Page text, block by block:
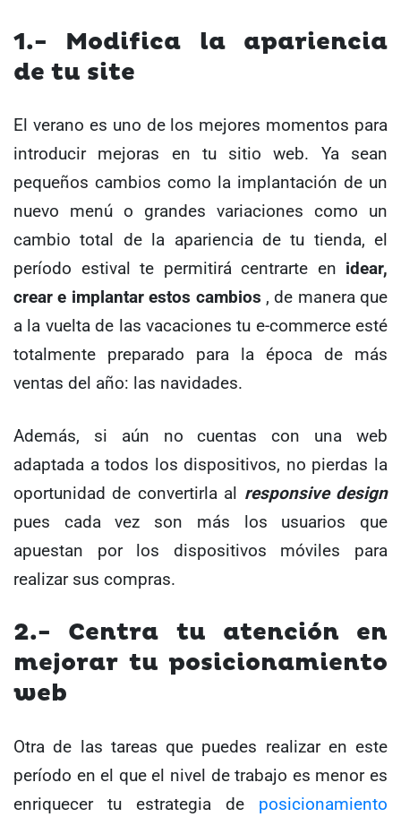
1.- Modifica la apariencia
de tu site
El verano es uno de los mejores momentos para
introducir mejoras en tu sitio web. Ya sean
pequeños cambios como la implantación de un
nuevo menú o grandes variaciones como un
cambio total de la apariencia de tu tienda, el
período estival te permitirá centrarte en idear,
crear e implantar estos cambios , de manera que
a la vuelta de las vacaciones tu e-commerce esté
totalmente preparado para la época de más
ventas del año: las navidades.
Además, si aún no cuentas con una web
adaptada a todos los dispositivos, no pierdas la
oportunidad de convertirla al responsive design
pues cada vez son más los usuarios que
apuestan por los dispositivos móviles para
realizar sus compras.
2.- Centra tu atención en
mejorar tu posicionamiento
web
Otra de las tareas que puedes realizar en este
período en el que el nivel de trabajo es menor es
enriquecer tu estrategia de posicionamiento